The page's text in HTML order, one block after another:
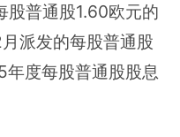
普通股1.60欧元的
派发的每股普通股
度每股普通股股息